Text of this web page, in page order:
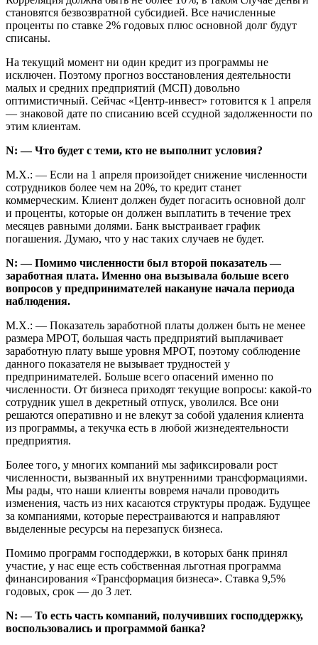
становятся безвозвратной субсидией. Все начисленные
проценты по ставке 2% годовых плюс основной долг будут
списаны.
На текущий момент ни один кредит из программы не
исключен. Поэтому прогноз восстановления деятельности
малых и средних предприятий (МСП) довольно
оптимистичный. Сейчас «Центр-инвест» готовится к 1 апреля
— знаковой дате по списанию всей ссудной задолженности по
этим клиентам.
N: — Что будет с теми, кто не выполнит условия?
М.Х.: — Если на 1 апреля произойдет снижение численности
сотрудников более чем на 20%, то кредит станет
коммерческим. Клиент должен будет погасить основной долг
и проценты, которые он должен выплатить в течение трех
месяцев равными долями. Банк выстраивает график
погашения. Думаю, что у нас таких случаев не будет.
N: — Помимо численности был второй показатель —
заработная плата. Именно она вызывала больше всего
вопросов у предпринимателей накануне начала периода
наблюдения.
М.Х.: — Показатель заработной платы должен быть не менее
размера МРОТ, большая часть предприятий выплачивает
заработную плату выше уровня МРОТ, поэтому соблюдение
данного показателя не вызывает трудностей у
предпринимателей. Больше всего опасений именно по
численности. От бизнеса приходят текущие вопросы: какой-то
сотрудник ушел в декретный отпуск, уволился. Все они
решаются оперативно и не влекут за собой удаления клиента
из программы, а текучка есть в любой жизнедеятельности
предприятия.
Более того, у многих компаний мы зафиксировали рост
численности, вызванный их внутренними трансформациями.
Мы рады, что наши клиенты вовремя начали проводить
изменения, часть из них касаются структуры продаж. Будущее
за компаниями, которые перестраиваются и направляют
выделенные ресурсы на перезапуск бизнеса.
Помимо программ господдержки, в которых банк принял
участие, у нас еще есть собственная льготная программа
финансирования «Трансформация бизнеса». Ставка 9,5%
годовых, срок — до 3 лет.
N: — То есть часть компаний, получивших господдержку,
воспользовались и программой банка?